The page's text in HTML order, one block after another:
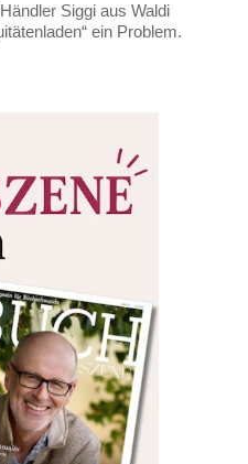
Siggi aus Waldi
ein Problem.